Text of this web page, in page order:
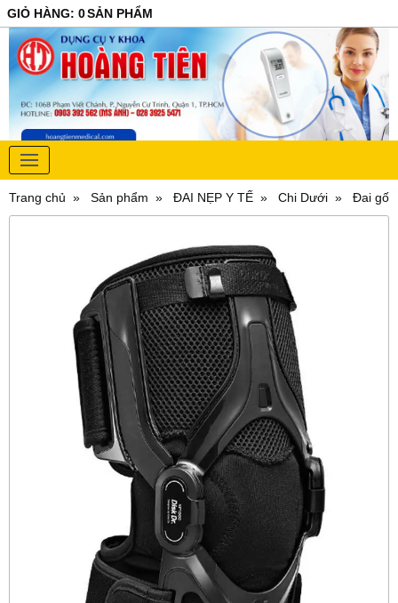
GIỎ HÀNG: 0SẢN PHẨM
Trang chủ Sản phẩm ĐAI NẸP Y TẾ Chi Dưới Đai gối